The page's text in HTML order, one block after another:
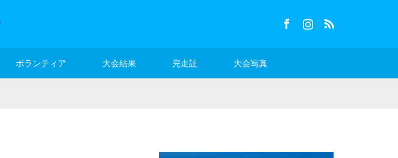
ボランティア 大会結果 完走証 大会写真